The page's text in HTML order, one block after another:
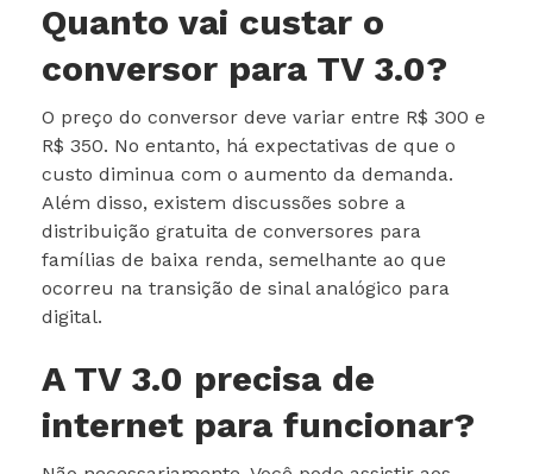
Quanto vai custar o
conversor para TV 3.0?
O preço do conversor deve variar entre R$ 300 e
R$ 350. No entanto, há expectativas de que o
custo diminua com o aumento da demanda.
Além disso, existem discussões sobre a
distribuição gratuita de conversores para
famílias de baixa renda, semelhante ao que
ocorreu na transição de sinal analógico para
digital.
A TV 3.0 precisa de
internet para funcionar?